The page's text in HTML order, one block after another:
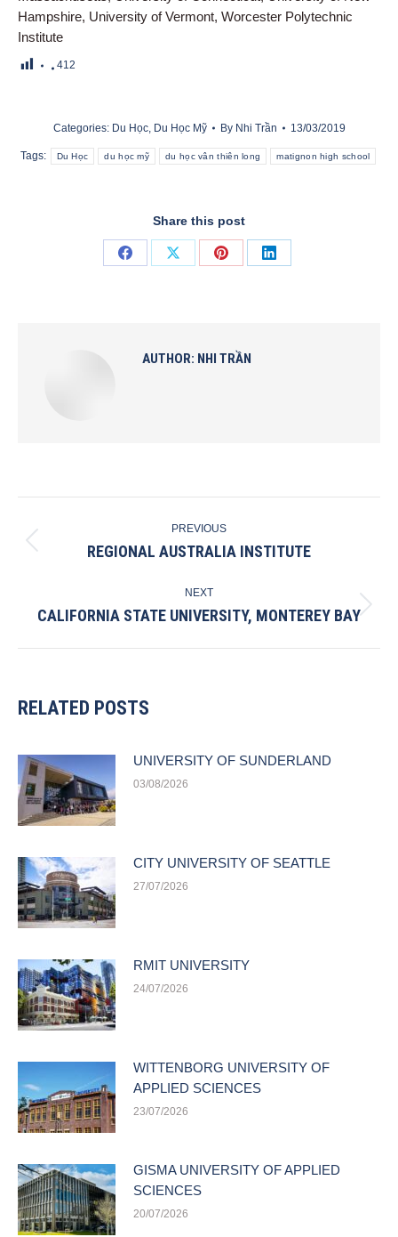
Hampshire, University of Vermont, Worcester Polytechnic
Institute
412
Categories: Du Học, Du Học Mỹ By Nhi Trần 13/03/2019
Tags: Du Học du học mỹ du học vân thiên long matignon high school
Share this post
Share
Share
Share
Share
AUTHOR: NHI TRẦN
NAVIGATION
PREVIOUS
Previous
REGIONAL AUSTRALIA INSTITUTE
NEXT
Next
CALIFORNIA STATE UNIVERSITY, MONTEREY BAY
RELATED POSTS
UNIVERSITY OF SUNDERLAND
03/08/2026
CITY UNIVERSITY OF SEATTLE
27/07/2026
RMIT UNIVERSITY
24/07/2026
WITTENBORG UNIVERSITY OF
APPLIED SCIENCES
23/07/2026
GISMA UNIVERSITY OF APPLIED
SCIENCES
20/07/2026